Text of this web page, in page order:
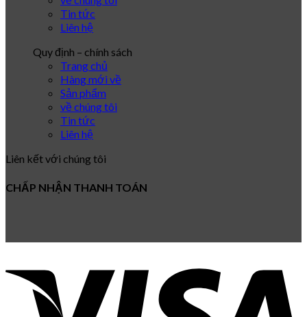
Tin tức
Liên hệ
Quy định – chính sách
Trang chủ
Hàng mới về
Sản phẩm
về chúng tôi
Tin tức
Liên hệ
Liên kết với chúng tôi
CHẤP NHẬN THANH TOÁN